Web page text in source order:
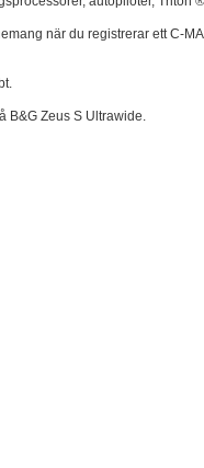
när du registrerar ett C-
B&G Zeus S Ultrawide.